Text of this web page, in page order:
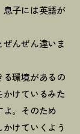
子には英語が
んぜん違いま
環境があるの
けているみた
。そのため
けていくよう